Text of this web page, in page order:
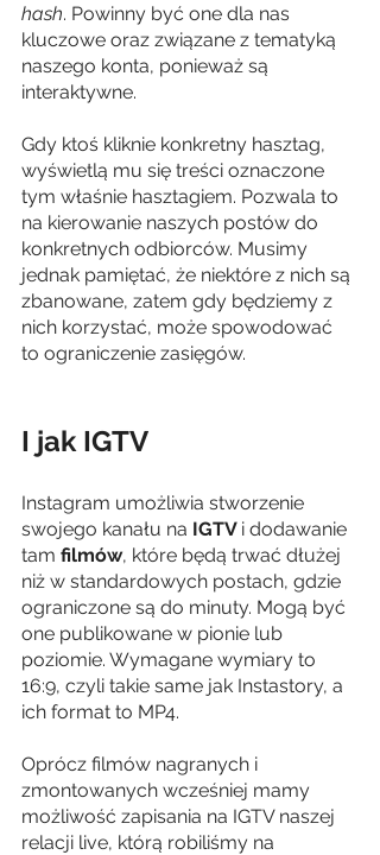
hash. Powinny być one dla nas
kluczowe oraz związane z tematyką
naszego konta, ponieważ są
interaktywne.
Gdy ktoś kliknie konkretny hasztag,
wyświetlą mu się treści oznaczone
tym właśnie hasztagiem. Pozwala to
na kierowanie naszych postów do
konkretnych odbiorców. Musimy
jednak pamiętać, że niektóre z nich są
zbanowane, zatem gdy będziemy z
nich korzystać, może spowodować
to ograniczenie zasięgów.
I jak IGTV
Instagram umożliwia stworzenie
swojego kanału na IGTV i dodawanie
tam filmów, które będą trwać dłużej
niż w standardowych postach, gdzie
ograniczone są do minuty. Mogą być
one publikowane w pionie lub
poziomie. Wymagane wymiary to
16:9, czyli takie same jak Instastory, a
ich format to MP4.
Oprócz filmów nagranych i
zmontowanych wcześniej mamy
możliwość zapisania na IGTV naszej
relacji live, którą robiliśmy na